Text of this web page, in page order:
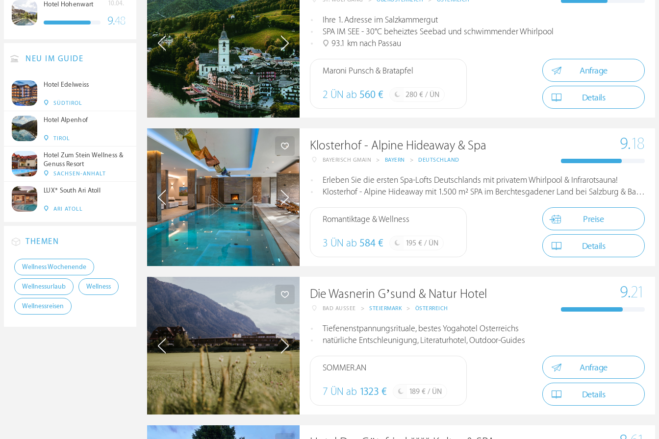
Ihre 1. Adresse im Salzkammergut
SPA IM SEE - 30°C beheiztes Seebad und schwimmender Whirlpool
93.1 km nach Passau
Maroni Punsch & Bratapfel
2 ÜN ab 560 € 280 € / ÜN
Anfrage
Details
Klosterhof - Alpine Hideaway & Spa
BAYERISCH GMAIN > BAYERN > DEUTSCHLAND
9.18
Erleben Sie die ersten Spa-Lofts Deutschlands mit privatem Whirlpool & Infrarotsauna!
Klosterhof - Alpine Hideaway mit 1.500 m² SPA im Berchtesgadener Land bei Salzburg & Bad Reichenhall
Romantiktage & Wellness
3 ÜN ab 584 € 195 € / ÜN
Preise
Details
Die Wasnerin G’sund & Natur Hotel
BAD AUSSEE > STEIERMARK > ÖSTERREICH
9.21
Tiefenenstpannungsrituale, bestes Yogahotel Österreichs
natürliche Entschleunigung, Literaturhotel, Outdoor-Guides
SOMMER.AN
7 ÜN ab 1323 € 189 € / ÜN
Anfrage
Details
Hotel Hohenwart 10.04.
9.48
NEU IM GUIDE
Hotel Edelweiss
SÜDTIROL
Hotel Alpenhof
TIROL
Hotel Zum Stein Wellness &
Genuss Resort
SACHSEN-ANHALT
LUX* South Ari Atoll
ARI ATOLL
THEMEN
Wellness Wochenende
Wellnessurlaub Wellness
Wellnessreisen